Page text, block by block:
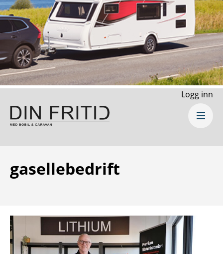
Logg inn
gasellebedrift